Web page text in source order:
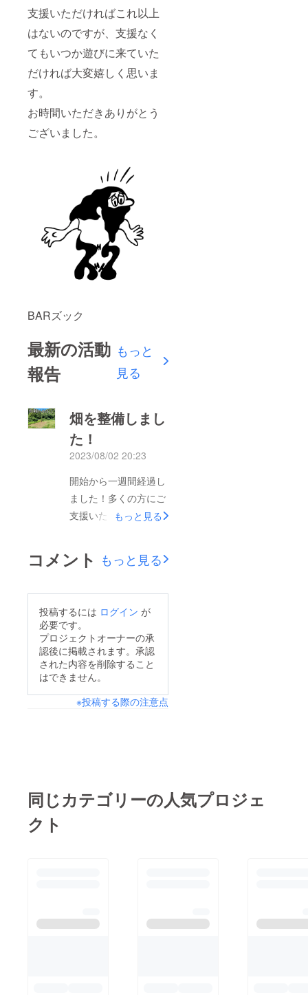
支援いただければこれ以上
はないのですが、支援なく
てもいつか遊びに来ていた
だければ大変嬉しく思いま
す。
お時間いただきありがとう
ございました。
BARズック
最新の活動
報告
もっと
見る
畑を整備しまし
た！
2023/08/02 20:23
開始から一週間経過し
ました！多くの方にご
支援いただき本当に感
成まで駆け抜けたいと
ご支援、拡散よろしく
お願いいたします。プ
ロジェクトの進み具合
といえば、自給に必要
な畑の整備を進めてお
りました。トラクター
田んぼで米も育ててお
り、徐々に理想とする
くお願いいたします！
もっと見る
コメント もっと見る
投稿するには ログイン が
必要です。
プロジェクトオーナーの承
認後に掲載されます。承認
された内容を削除すること
はできません。
※投稿する際の注意点
同じカテゴリーの人気プロジェ
クト